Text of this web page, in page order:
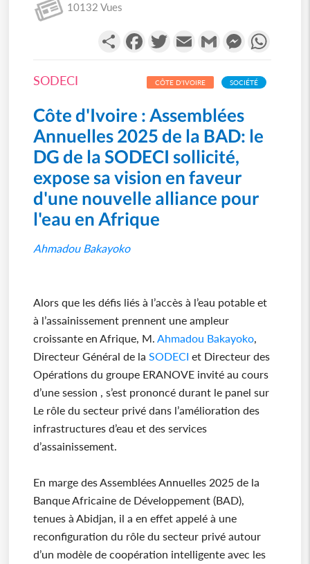
10132 Vues
PartagerFacebookTwitterEmail Gmail Messenger
SODECI CÔTE D'IVOIRE SOCIÉTÉ
Côte d'Ivoire : Assemblées
Annuelles 2025 de la BAD: le
DG de la SODECI sollicité,
expose sa vision en faveur
d'une nouvelle alliance pour
l'eau en Afrique
Ahmadou Bakayoko
Alors que les défis liés à l’accès à l’eau potable et
à l’assainissement prennent une ampleur
croissante en Afrique, M. Ahmadou Bakayoko,
Directeur Général de la SODECI et Directeur des
Opérations du groupe ERANOVE invité au cours
d’une session , s’est prononcé durant le panel sur
Le rôle du secteur privé dans l’amélioration des
infrastructures d’eau et des services
d’assainissement.
En marge des Assemblées Annuelles 2025 de la
Banque Africaine de Développement (BAD),
tenues à Abidjan, il a en effet appelé à une
reconfiguration du rôle du secteur privé autour
d’un modèle de coopération intelligente avec les